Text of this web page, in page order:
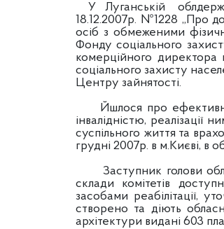
У Луганській
18.12.2007р. №1228 „Про
осіб з обмеженими
Фонду соціального
комерційного директора
соціального захисту
Центру зайнятості.
Йшлося про ефективне
інвалідністю, реалізації
суспільного життя та
грудні 2007р. в м.Києві, в
Заступник голови
склади комітетів
засобами реабілітації,
створено та діють
архітектури видані 603